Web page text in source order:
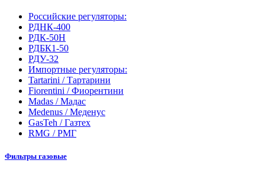
Российские регуляторы:
РДНК-400
РДК-50Н
РДБК1-50
РДУ-32
Импортные регуляторы:
Tartarini / Тартарини
Fiorentini / Фиорентини
Madas / Мадас
Medenus / Меденус
GasTeh / Газтех
RMG / РМГ
Фильтры газовые